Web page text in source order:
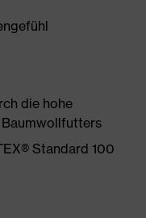
die hohe
Standard 100